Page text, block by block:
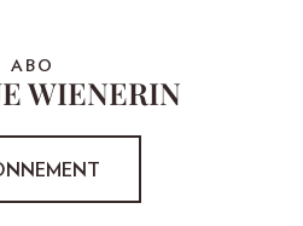
ABO
WIENERIN